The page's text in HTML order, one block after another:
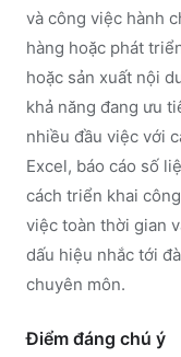
và công việc hành
hàng hoặc phát
hoặc sản xuất nội
khả năng đang ưu
nhiều đầu việc với
Excel, báo cáo số
cách triển khai
việc toàn thời gian
dấu hiệu nhắc tới
chuyên môn.
Điểm đáng chú ý